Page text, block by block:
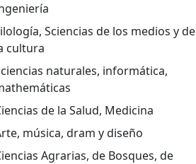
Sciencias de los medios y de
cultura
naturales, informática,
de la Salud, Medicina
música, dram y diseño
Agrarias, de Bosques, de